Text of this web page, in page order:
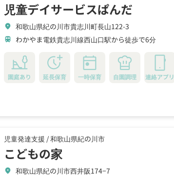
児童デイサービスぱんだ
location_on 和歌山県紀の川市貴志川町長山122-3
train わかやま電鉄貴志川線西山口駅から徒歩で6分
園庭あり 延長保育 一時保育 自園調理 連絡アプリ
児童発達支援 /和歌山県紀の川市
こどもの家
location_on 和歌山県紀の川市西井阪174−7